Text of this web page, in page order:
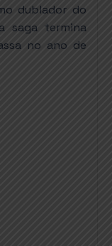
dublador do
saga termina
no ano de